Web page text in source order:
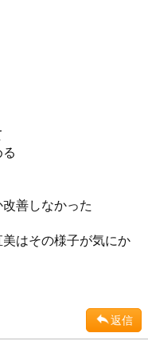
善しなかった
はその様子が気にか
返信